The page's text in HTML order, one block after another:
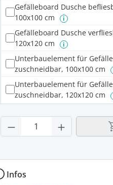
Gefälleboard Dusche
100x100 cm
i
Gefälleboard Dusche
120x120 cm
i
Unterbauelement für
zuschneidbar, 100x100 cm
Unterbauelement für
zuschneidbar, 120x120 cm
Produkt Anzahl:
Infos